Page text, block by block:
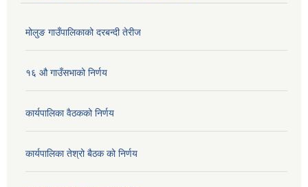
मोलुङ गाउँपालिकाको दरबन्दी तेरीज
१६ औ गाउँसभाको निर्णय
कार्यपालिका वैठकको निर्णय
कार्यपालिका तेश्रो बैठक को निर्णय